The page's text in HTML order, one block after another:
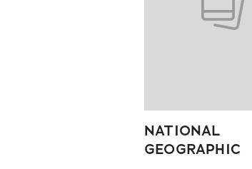
NATIONAL
GEOGRAPHIC